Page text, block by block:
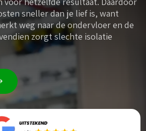
sneller dan je lief is, want
weg naar de ondervloer en de
zorgt slechte isolatie